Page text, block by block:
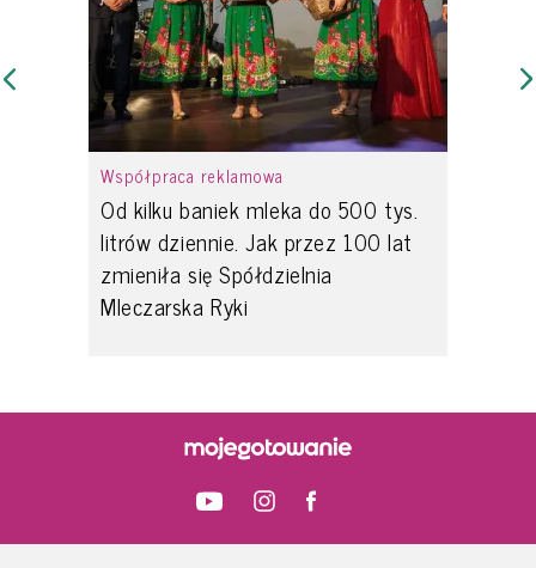
Współpraca reklamowa
Od kilku baniek mleka do 500 tys.
litrów dziennie. Jak przez 100 lat
zmieniła się Spółdzielnia
Mleczarska Ryki